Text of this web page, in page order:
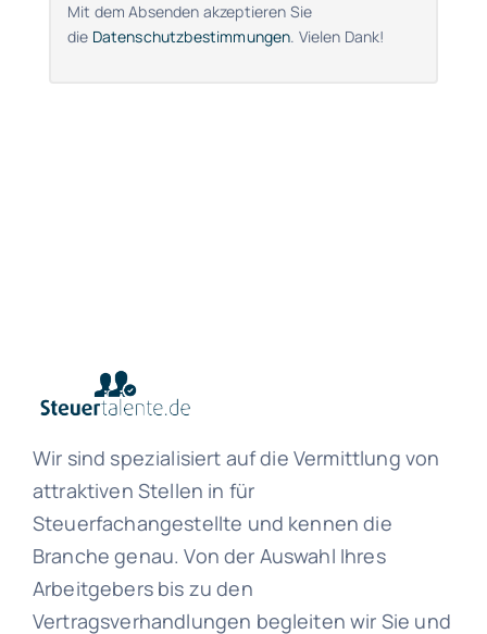
Mit dem Absenden akzeptieren Sie
die Datenschutzbestimmungen. Vielen Dank!
Wir sind spezialisiert auf die Vermittlung von
attraktiven Stellen in für
Steuerfachangestellte und kennen die
Branche genau. Von der Auswahl Ihres
Arbeitgebers bis zu den
Vertragsverhandlungen begleiten wir Sie und